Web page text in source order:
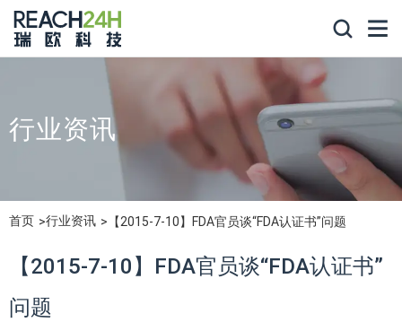
行业资讯
首页 行业资讯 【2015-7-10】FDA官员谈“FDA认证书”问题
【2015-7-10】FDA官员谈“FDA认证书”
问题